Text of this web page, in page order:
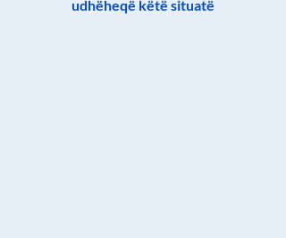
udhëheqë këtë situatë